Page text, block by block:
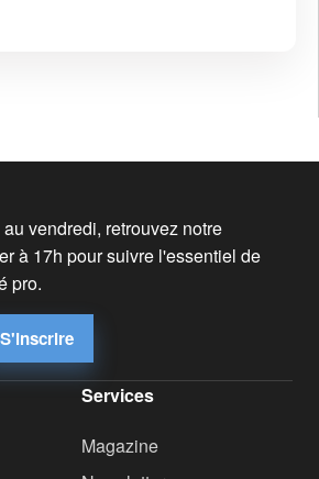
vendredi, retrouvez notre
à 17h pour suivre l'essentiel de
pro.
S'inscrire
Services
Magazine